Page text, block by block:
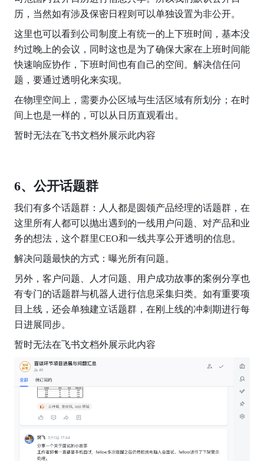
历，当然如有涉及保密日程则可以单独设置为非公开。
这里也可以看到公司制度上有统一的上下班时间，基本没
约过晚上的会议，同时这也是为了确保大家在上班时间能
快速响应协作，下班时间也有自己的空间。解决信任问
题，要通过透明化来实现。
在物理空间上，需要办公区域与生活区域有所划分；在时
间上也是一样的，可以从日历直观看出。
暂时无法在飞书文档外展示此内容
6、公开话题群
我们有多个话题群：人人都是圆领产品经理的话题群，在
这里所有人都可以抛出遇到的一线用户问题、对产品和业
务的想法，这个群里CEO和一线共享公开透明的信息。
解决问题最快的方式：曝光所有问题。
另外，客户问题、人才问题、用户成功故事的案例分享也
有专门的话题群与机器人进行信息采集归类。如有重要项
目上线，还会单独建立话题群，在刚上线的冲刺期进行每
日进展同步。
暂时无法在飞书文档外展示此内容